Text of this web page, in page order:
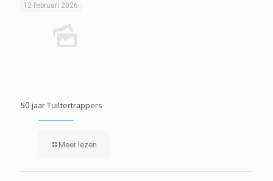
12 februari 2026
50 jaar Tuiltertrappers
Meer lezen